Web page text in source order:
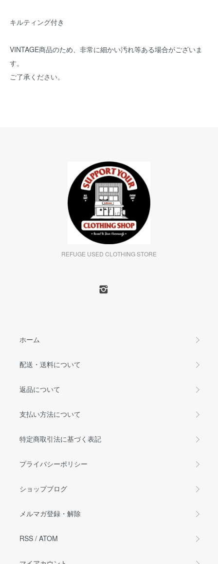
キルティング付き
VINTAGE商品のため、非常に細かい汚れ等ある場合がございま
す。
ご了承ください。
REFUGE USED CLOTHING STORE
ホーム
配送・送料について
返品について
支払い方法について
特定商取引法に基づく表記
プライバシーポリシー
ショップブログ
メルマガ登録・解除
RSS / ATOM